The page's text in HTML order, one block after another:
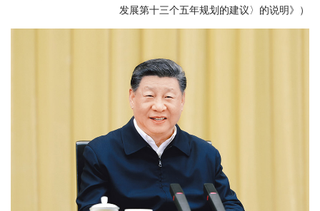
发展第十三个五年规划的建议〉的说明》）